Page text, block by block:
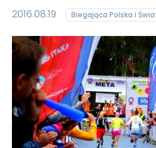
2016.08.19 Biegająca Polska i